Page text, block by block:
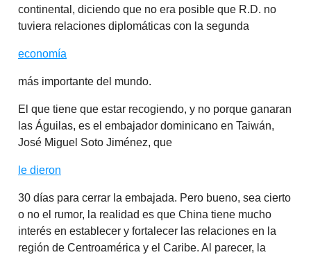
continental, diciendo que no era posible que R.D. no
tuviera relaciones diplomáticas con la segunda
economía
más importante del mundo.
El que tiene que estar recogiendo, y no porque ganaran
las Águilas, es el embajador dominicano en Taiwán,
José Miguel Soto Jiménez, que
le dieron
30 días para cerrar la embajada. Pero bueno, sea cierto
o no el rumor, la realidad es que China tiene mucho
interés en establecer y fortalecer las relaciones en la
región de Centroamérica y el Caribe. Al parecer, la